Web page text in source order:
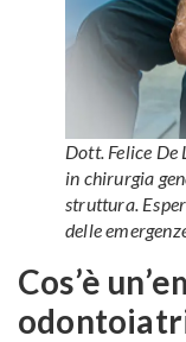
Dott. Felice
in chirurgia
struttura.
delle
Cos’è